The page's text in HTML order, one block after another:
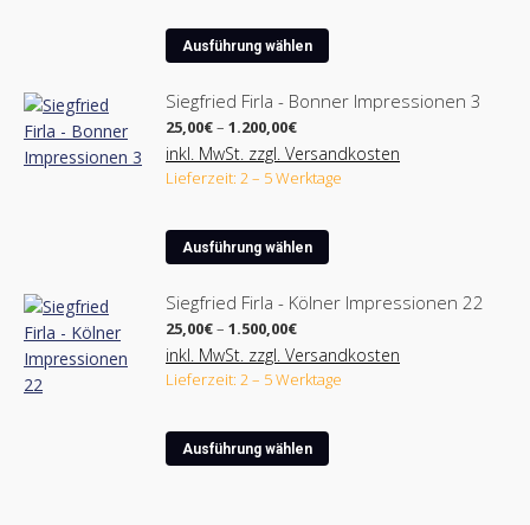
der
gewählt
werden
Ausführung wählen
Dieses
Produkt
weist
mehrere
Varianten
auf.
der
gewählt
werden
Siegfried Firla - Bonner Impressionen 3
25,00€– 1.200,00€Preisspanne:
25,00€
bis
1.200,00€
inkl. MwSt. zzgl. Versandkosten
Lieferzeit: 2 – 5 Werktage
Ausführung wählen
Dieses
Produkt
weist
mehrere
Varianten
auf.
Siegfried Firla - Kölner Impressionen 22
25,00€– 1.500,00€Preisspanne:
25,00€
bis
1.500,00€
inkl. MwSt. zzgl. Versandkosten
Lieferzeit: 2 – 5 Werktage
Ausführung wählen
Dieses
Produkt